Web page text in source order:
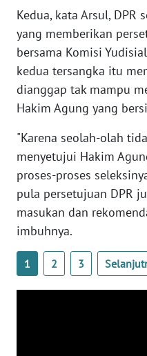
Kedua, kata Arsul, DPR
yang memberikan
bersama Komisi
kedua tersangka itu
dianggap tak mampu
Hakim Agung yang
"Karena seolah-olah
menyetujui Hakim
proses-proses
pula persetujuan DPR
masukan dan
imbuhnya.
1 2 3
WN
RIAU
WN
JAMBI
WN
SULTRA
NTB
WN
SULTENG